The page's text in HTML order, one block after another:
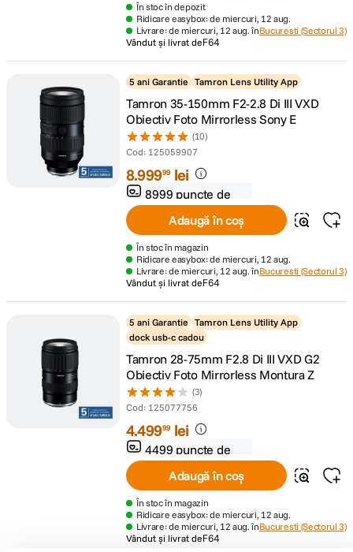
În stoc în depozit
Ridicare easybox: de miercuri, 12 aug.
Livrare: de miercuri, 12 aug. înBucuresti (Sectorul 3)
Vândut și livrat deF64
5 ani Garantie Tamron Lens Utility App
Tamron 35-150mm F2-2.8 Di III VXD
Obiectiv Foto Mirrorless Sony E
(10)
Cod: 125059907
8.99999 lei
8999 puncte de
fidelitate
Adaugă în coș
În stoc în magazin
Ridicare easybox: de miercuri, 12 aug.
Livrare: de miercuri, 12 aug. înBucuresti (Sectorul 3)
Vândut și livrat deF64
5 ani Garantie Tamron Lens Utility App
dock usb-c cadou
Tamron 28-75mm F2.8 Di III VXD G2
Obiectiv Foto Mirrorless Montura Z
(3)
Cod: 125077756
4.49999 lei
4499 puncte de
fidelitate
Adaugă în coș
În stoc în magazin
Ridicare easybox: de miercuri, 12 aug.
Livrare: de miercuri, 12 aug. înBucuresti (Sectorul 3)
Vândut și livrat deF64